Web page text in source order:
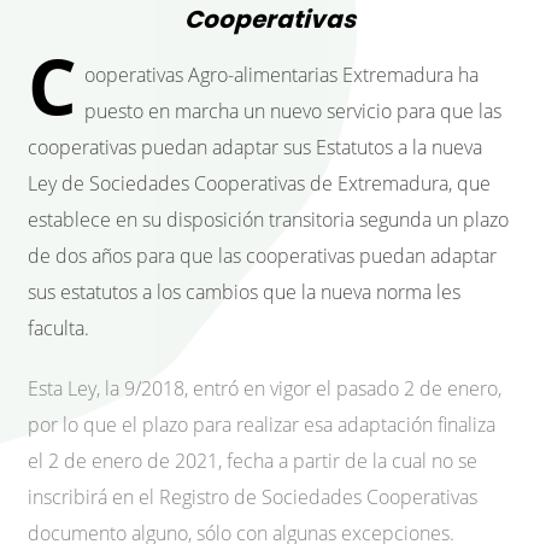
Cooperativas
C ooperativas Agro-alimentarias Extremadura ha
puesto en marcha un nuevo servicio para que las
cooperativas puedan adaptar sus Estatutos a la nueva
Ley de Sociedades Cooperativas de Extremadura, que
establece en su disposición transitoria segunda un plazo
de dos años para que las cooperativas puedan adaptar
sus estatutos a los cambios que la nueva norma les
faculta.
Esta Ley, la 9/2018, entró en vigor el pasado 2 de enero,
por lo que el plazo para realizar esa adaptación finaliza
el 2 de enero de 2021, fecha a partir de la cual no se
inscribirá en el Registro de Sociedades Cooperativas
documento alguno, sólo con algunas excepciones.